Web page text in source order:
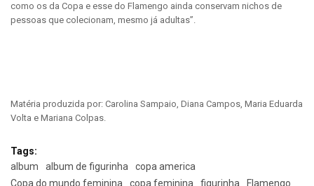
como os da Copa e esse do Flamengo ainda conservam nichos de
pessoas que colecionam, mesmo já adultas”.
Matéria produzida por: Carolina Sampaio, Diana Campos, Maria Eduarda
Volta e Mariana Colpas.
Tags:
album
album de figurinha
copa america
Copa do mundo feminina
copa feminina figurinha
Flamengo